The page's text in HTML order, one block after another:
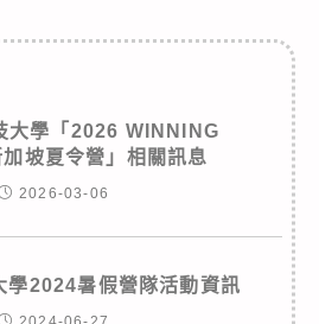
大學「2026 WINNING
坡夏令營」相關訊息
2026-03-06
學2024暑假營隊活動資訊